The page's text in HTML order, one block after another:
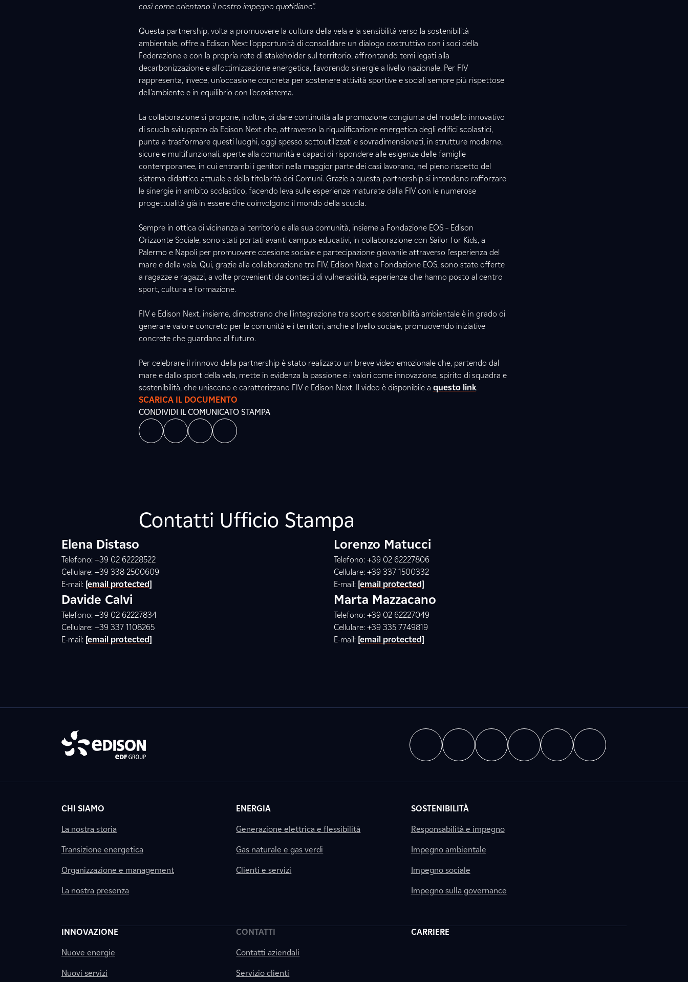
così come orientano il nostro impegno quotidiano”.
Questa partnership, volta a promuovere la cultura della vela e la sensibilità verso la sostenibilità
ambientale, offre a Edison Next l'opportunità di consolidare un dialogo costruttivo con i soci della
Federazione e con la propria rete di stakeholder sul territorio, affrontando temi legati alla
decarbonizzazione e all'ottimizzazione energetica, favorendo sinergie a livello nazionale. Per FIV
rappresenta, invece, un'occasione concreta per sostenere attività sportive e sociali sempre più rispettose
dell'ambiente e in equilibrio con l'ecosistema.
La collaborazione si propone, inoltre, di dare continuità alla promozione congiunta del modello innovativo
di scuola sviluppato da Edison Next che, attraverso la riqualificazione energetica degli edifici scolastici,
punta a trasformare questi luoghi, oggi spesso sottoutilizzati e sovradimensionati, in strutture moderne,
sicure e multifunzionali, aperte alla comunità e capaci di rispondere alle esigenze delle famiglie
contemporanee, in cui entrambi i genitori nella maggior parte dei casi lavorano, nel pieno rispetto del
sistema didattico attuale e della titolarità dei Comuni. Grazie a questa partnership si intendono rafforzare
le sinergie in ambito scolastico, facendo leva sulle esperienze maturate dalla FIV con le numerose
progettualità già in essere che coinvolgono il mondo della scuola.
Sempre in ottica di vicinanza al territorio e alla sua comunità, insieme a Fondazione EOS – Edison
Orizzonte Sociale, sono stati portati avanti campus educativi, in collaborazione con Sailor for Kids, a
Palermo e Napoli per promuovere coesione sociale e partecipazione giovanile attraverso l'esperienza del
mare e della vela. Qui, grazie alla collaborazione tra FIV, Edison Next e Fondazione EOS, sono state offerte
a ragazze e ragazzi, a volte provenienti da contesti di vulnerabilità, esperienze che hanno posto al centro
sport, cultura e formazione.
FIV e Edison Next, insieme, dimostrano che l’integrazione tra sport e sostenibilità ambientale è in grado di
generare valore concreto per le comunità e i territori, anche a livello sociale, promuovendo iniziative
concrete che guardano al futuro.
Per celebrare il rinnovo della partnership è stato realizzato un breve video emozionale che, partendo dal
mare e dallo sport della vela, mette in evidenza la passione e i valori come innovazione, spirito di squadra e
sostenibilità, che uniscono e caratterizzano FIV e Edison Next. Il video è disponibile a questo link.
SCARICA IL DOCUMENTO
CONDIVIDI IL COMUNICATO STAMPA
Contatti Ufficio Stampa
Elena Distaso
Telefono: +39 02 62228522
Cellulare: +39 338 2500609
E-mail: [email protected]
Lorenzo Matucci
Telefono: +39 02 62227806
Cellulare: +39 337 1500332
E-mail: [email protected]
Davide Calvi
Telefono: +39 02 62227834
Cellulare: +39 337 1108265
E-mail: [email protected]
Marta Mazzacano
Telefono: +39 02 62227049
Cellulare: +39 335 7749819
E-mail: [email protected]
CHI SIAMO
La nostra storia
Transizione energetica
Organizzazione e management
La nostra presenza
ENERGIA
Generazione elettrica e flessibilità
Gas naturale e gas verdi
Clienti e servizi
SOSTENIBILITÀ
Responsabilità e impegno
Impegno ambientale
Impegno sociale
Impegno sulla governance
INNOVAZIONE
Nuove energie
Nuovi servizi
CONTATTI
Contatti aziendali
Servizio clienti
CARRIERE